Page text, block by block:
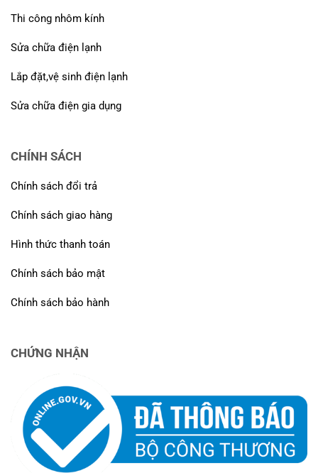
Thi công nhôm kính
Sửa chữa điện lạnh
Lắp đặt,vệ sinh điện lạnh
Sửa chữa điện gia dụng
CHÍNH SÁCH
Chính sách đổi trả
Chính sách giao hàng
Hình thức thanh toán
Chính sách bảo mật
Chính sách bảo hành
CHỨNG NHẬN